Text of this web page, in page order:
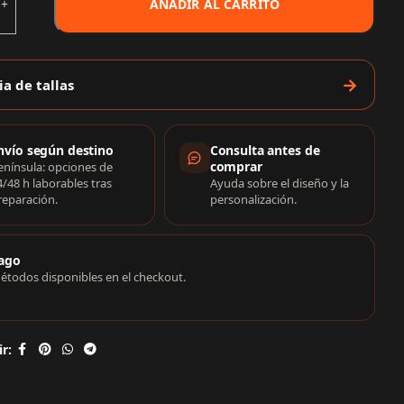
AÑADIR AL CARRITO
de tallas
de compra
según destino
opciones de
48 h laborables tras
Consulta antes de
comprar
Ayuda sobre el diseño y la
personalización.
disponibles en el checkout.